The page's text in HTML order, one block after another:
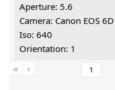
Aperture: 5.6
Camera: Canon EOS 6D
Iso: 640
Orientation: 1
«
‹